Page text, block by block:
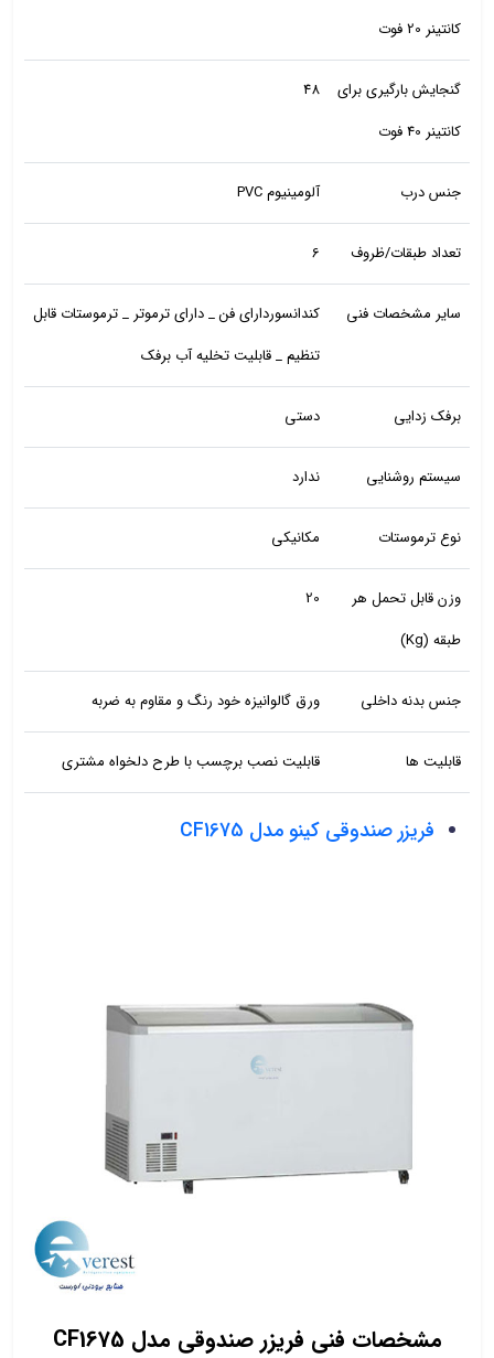
کانتینر 20 فوت
گنجایش بارگیری برای
کانتینر 40 فوت
48
جنس درب آلومینیوم PVC
تعداد طبقات/ظروف 6
سایر مشخصات فنی
کندانسوردارای فن _ دارای ترموتر _ ترموستات قابل
تنظیم _ قابلیت تخلیه آب برفک
برفک زدایی دستی
سیستم روشنایی ندارد
نوع ترموستات مکانیکی
وزن قابل تحمل هر
طبقه (Kg)
20
جنس بدنه داخلی ورق گالوانیزه خود رنگ و مقاوم به ضربه
قابلیت ها قابلیت نصب برچسب با طرح دلخواه مشتری
فریزر صندوقی کینو مدل CF1675
مشخصات فنی فریزر صندوقی مدل CF1675